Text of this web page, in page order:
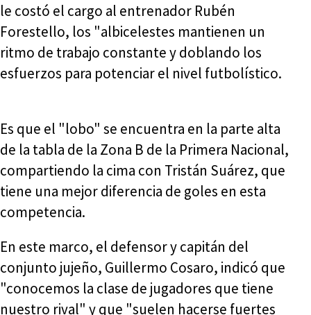
le costó el cargo al entrenador Rubén
Forestello, los "albicelestes mantienen un
ritmo de trabajo constante y doblando los
esfuerzos para potenciar el nivel futbolístico.
Es que el "lobo" se encuentra en la parte alta
de la tabla de la Zona B de la Primera Nacional,
compartiendo la cima con Tristán Suárez, que
tiene una mejor diferencia de goles en esta
competencia.
En este marco, el defensor y capitán del
conjunto jujeño, Guillermo Cosaro, indicó que
"conocemos la clase de jugadores que tiene
nuestro rival" y que "suelen hacerse fuertes